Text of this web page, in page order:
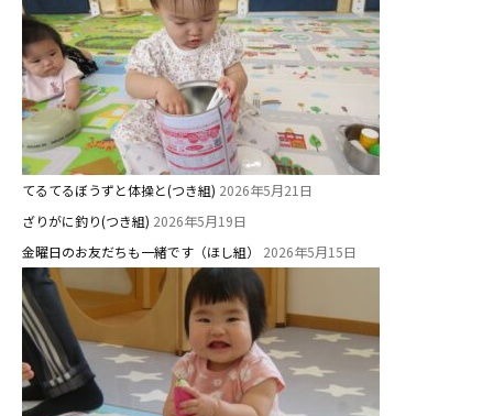
てるてるぼうずと体操と(つき組) 2026年5月21日
ざりがに釣り(つき組) 2026年5月19日
金曜日のお友だちも一緒です（ほし組）
2026年5月15日